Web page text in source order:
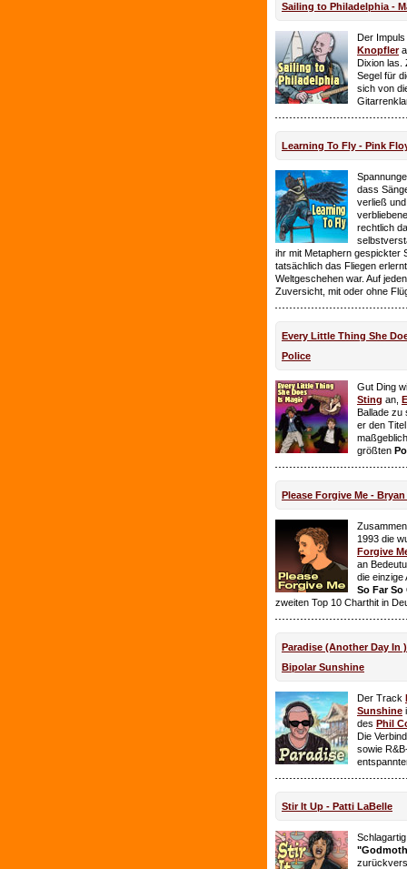
Sailing to Philadelphia -
Der
Knopfler
Dixion las.
Segel für
sich von
Learning To Fly - Pink
dass
verließ
rechtlich
ihr mit Metaphern gespickter
tatsächlich das Fliegen
Weltgeschehen war. Auf
Zuversicht, mit oder ohne
Every Little Thing She
Police
Gut Ding
Sting an,
Ballade zu
er den
größten
Please Forgive Me -
1993 die
Forgive
an
die einzige
So Far So
zweiten Top 10 Charthit in
Paradise (Another Day In
Bipolar Sunshine
Der Track
Sunshine
des Phil
Die
sowie
Stir It Up - Patti LaBelle